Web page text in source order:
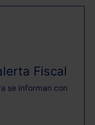
Fiscal
se informan con